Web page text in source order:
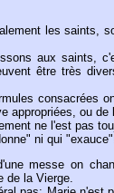
les saints,
aux saints,
être très
consacrées
appropriées, ou de
ne l'est pas
ni qui
messe on
de la Vierge.